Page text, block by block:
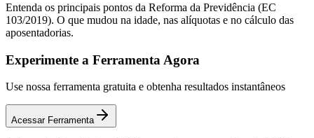
Entenda os principais pontos da Reforma da Previdência (EC
103/2019). O que mudou na idade, nas alíquotas e no cálculo das
aposentadorias.
Experimente a Ferramenta Agora
Use nossa ferramenta gratuita e obtenha resultados instantâneos
Acessar Ferramenta